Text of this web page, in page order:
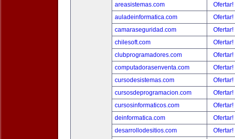
areasistemas.com
Ofertar!
auladeinformatica.com
Ofertar!
camaraseguridad.com
Ofertar!
chilesoft.com
Ofertar!
clubprogramadores.com
Ofertar!
computadorasenventa.com
Ofertar!
cursodesistemas.com
Ofertar!
cursosdeprogramacion.com
Ofertar!
cursosinformaticos.com
Ofertar!
deinformatica.com
Ofertar!
desarrollodesitios.com
Ofertar!